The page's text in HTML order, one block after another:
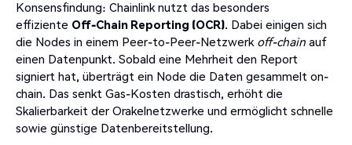
Konsensfindung: Chainlink nutzt das besonders
effiziente Off-Chain Reporting (OCR). Dabei einigen sich
die Nodes in einem Peer-to-Peer-Netzwerk off-chain auf
einen Datenpunkt. Sobald eine Mehrheit den Report
signiert hat, überträgt ein Node die Daten gesammelt on-
chain. Das senkt Gas-Kosten drastisch, erhöht die
Skalierbarkeit der Orakelnetzwerke und ermöglicht schnelle
sowie günstige Datenbereitstellung.